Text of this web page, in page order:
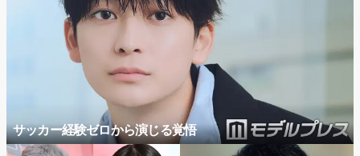
サッカー経験ゼロから演じる覚悟